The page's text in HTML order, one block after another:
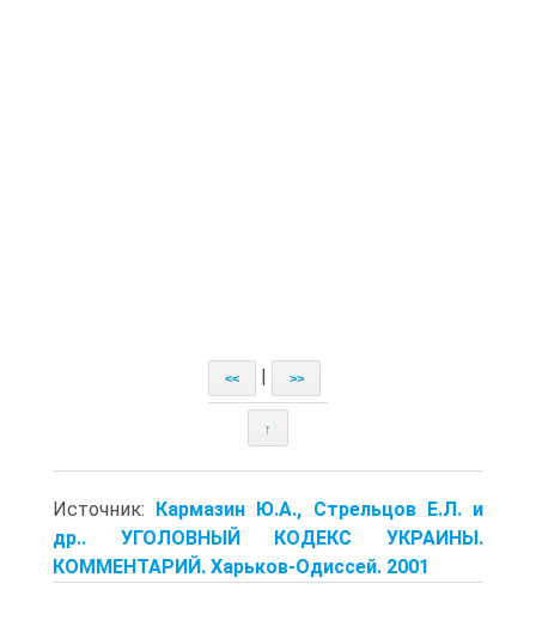
<< >>
↑
Источник: Кармазин Ю.А., Стрельцов Е.Л. и
др.. УГОЛОВНЫЙ КОДЕКС УКРАИНЫ.
КОММЕНТАРИЙ. Харьков-Одиссей. 2001